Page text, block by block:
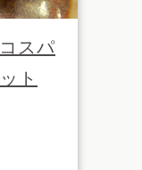
スパ
ト